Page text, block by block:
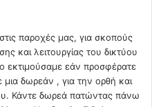
παροχές μας, για σκοπούς
και λειτουργίας του δικτύου
εάν προσφέρατε
δωρεάν , για την ορθή και
Κάντε δωρεά πατώντας πάνω